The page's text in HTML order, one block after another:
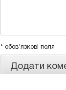
* обов'язкові поля